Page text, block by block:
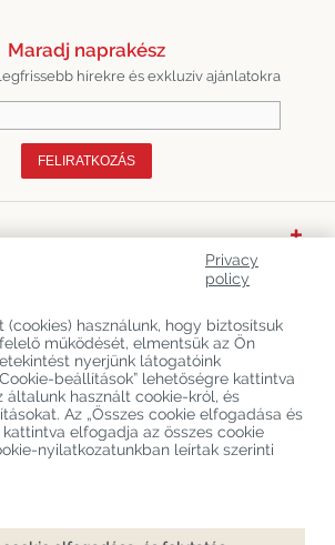
Maradj naprakész
hírekre és exkluzív ajánlatokra
FELIRATKOZÁS
Privacy
policy
(cookies) használunk, hogy biztosítsuk
működését, elmentsük az Ön
nyerjünk látogatóink
beállítások” lehetőségre kattintva
általunk használt cookie-król, és
Az „Összes cookie elfogadása és
elfogadja az összes cookie
nyilatkozatunkban leírtak szerinti
©CibdolLast updated 10-08-2026
1a, 5492NL Sint-Oedenrode, the Netherlands
76495035 VAT: NL860644923B01